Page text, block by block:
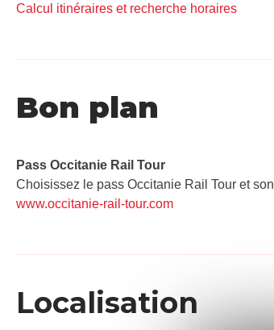
Calcul itinéraires et recherche horaires
Bon plan
Pass Occitanie Rail Tour​
Choisissez le pass Occitanie Rail Tour et
www.occitanie-rail-tour.com
Localisation